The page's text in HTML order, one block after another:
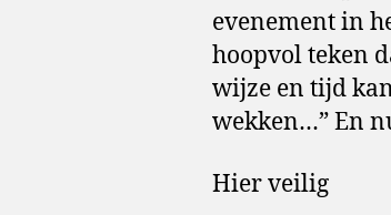
evenement in
hoopvol teken
wijze en tijd
wekken…” En
Hier veilig